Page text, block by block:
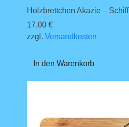
Holzbrettchen Akazie – Schiff
17,00 €
zzgl. Versandkosten
In den Warenkorb